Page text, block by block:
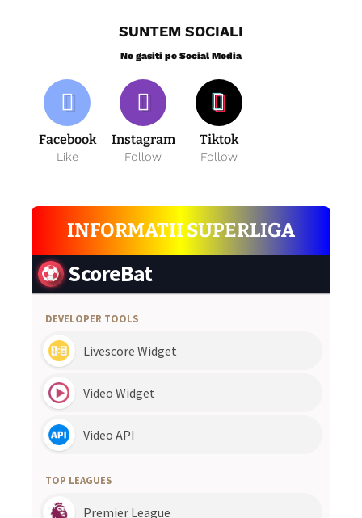
SUNTEM SOCIALI
Ne gasiti pe Social Media
Facebook
Like
Instagram
Follow
Tiktok
Follow
INFORMATII SUPERLIGA